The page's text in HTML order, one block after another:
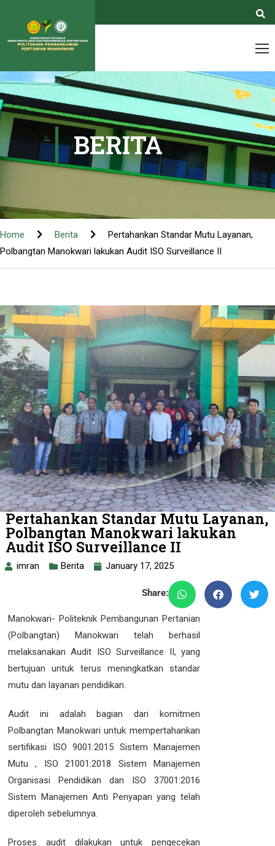
BERITA
Home Berita
Pertahankan Standar Mutu Layanan,
Polbangtan Manokwari lakukan Audit ISO Surveillance II
Pertahankan Standar Mutu Layanan,
Polbangtan Manokwari lakukan
Audit ISO Surveillance II
imran Berita January 17, 2025
Share:
Manokwari- Politeknik Pembangunan Pertanian
(Polbangtan) Manokwari telah berhasil
melaksanakan Audit ISO Surveillance II, yang
bertujuan untuk terus meningkatkan standar
mutu dan layanan pendidikan.
Audit ini adalah bagian dari komitmen
Polbangtan Manokwari untuk mempertahankan
sertifikasi ISO 9001:2015 Sistem Manajemen
Mutu , ISO 21001:2018 Sistem Manajemen
Organisasi Pendidikan dan ISO 37001:2016
Sistem Manajemen Anti Penyapan yang telah
diperoleh sebelumnya.
Proses audit dilakukan untuk pengecekan